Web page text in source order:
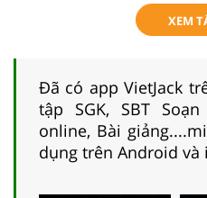
XEM
Đã có app VietJack
tập SGK, SBT
online, Bài
dụng trên Android và